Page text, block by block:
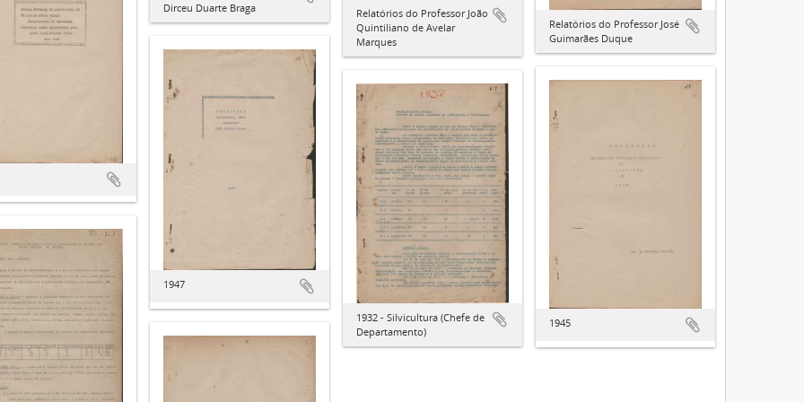
Dirceu Duarte Braga
Relatórios do Professor João
Quintiliano de Avelar
Marques
Relatórios do Professor José
Guimarães Duque
1947
1945
1932 - Silvicultura (Chefe de
Departamento)